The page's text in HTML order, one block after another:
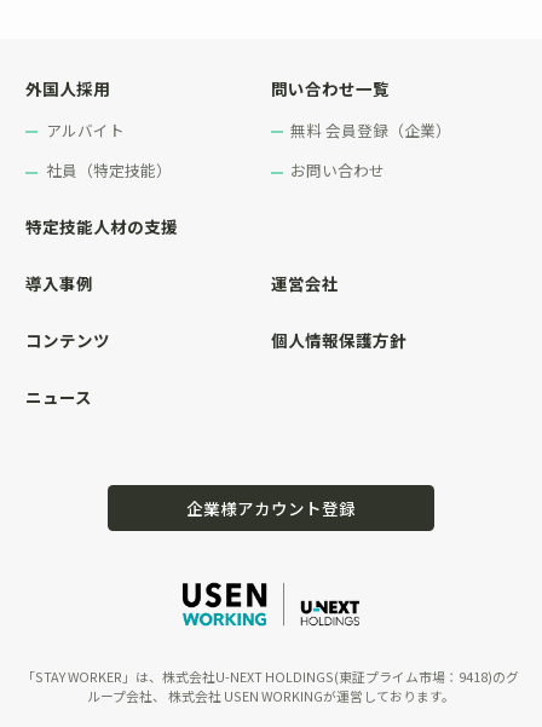
外国人採用
アルバイト
社員（特定技能）
特定技能人材の支援
導入事例
コンテンツ
ニュース
問い合わせ一覧
無料 会員登録（企業）
お問い合わせ
運営会社
個人情報保護方針
企業様アカウント登録
「STAY WORKER」は、株式会社U-NEXT HOLDINGS(東証プライム市場：9418)のグ
ループ会社、 株式会社 USEN WORKINGが運営しております。